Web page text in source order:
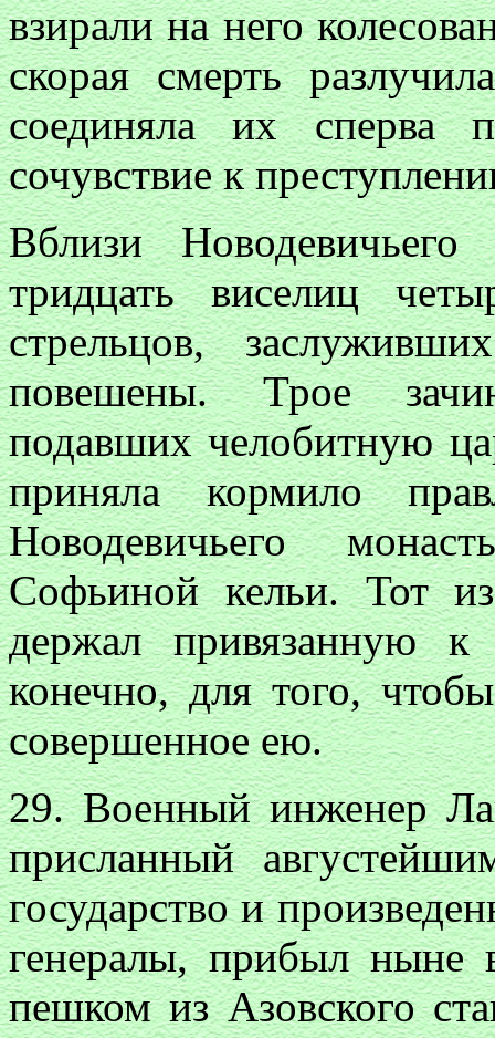
взирали на него
скорая смерть
соединяла их сперва
сочувствие к
Вблизи
тридцать виселиц
стрельцов,
повешены. Трое
подавших челобитную
приняла кормило
Новодевичьего
Софьиной кельи. Тот
держал привязанную
конечно, для того,
совершенное ею.
29. Военный инженер
присланный
государство и
генералы, прибыл ныне
пешком из Азовского